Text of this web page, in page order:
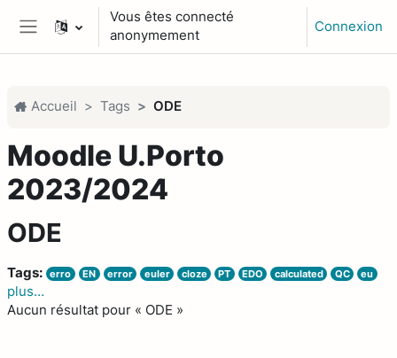
Passer au contenu principal
Panneau latéral
Vous êtes connecté
anonymement
Connexion
Accueil Tags ODE
Moodle U.Porto
2023/2024
ODE
Tags: erro EN error euler cloze PT EDO calculated QC eu
plus…
Aucun résultat pour « ODE »